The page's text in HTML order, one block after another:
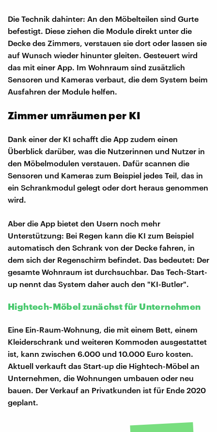
Die Technik dahinter: An den Möbelteilen sind Gurte
befestigt. Diese ziehen die Module direkt unter die
Decke des Zimmers, verstauen sie dort oder lassen sie
auf Wunsch wieder hinunter gleiten. Gesteuert wird
das mit einer App. Im Wohnraum sind zusätzlich
Sensoren und Kameras verbaut, die dem System beim
Ausfahren der Module helfen.
Zimmer umräumen per KI
Dank einer der KI schafft die App zudem einen
Überblick darüber, was die Nutzerinnen und Nutzer in
den Möbelmodulen verstauen. Dafür scannen die
Sensoren und Kameras zum Beispiel jedes Teil, das in
ein Schrankmodul gelegt oder dort heraus genommen
wird.
Aber die App bietet den Usern noch mehr
Unterstützung: Bei Regen kann die KI zum Beispiel
automatisch den Schrank von der Decke fahren, in
dem sich der Regenschirm befindet. Das bedeutet: Der
gesamte Wohnraum ist durchsuchbar. Das Tech-Start-
up nennt das System daher auch den "KI-Butler".
Hightech-Möbel zunächst für Unternehmen
Eine Ein-Raum-Wohnung, die mit einem Bett, einem
Kleiderschrank und weiteren Kommoden ausgestattet
ist, kann zwischen 6.000 und 10.000 Euro kosten.
Aktuell verkauft das Start-up die Hightech-Möbel an
Unternehmen, die Wohnungen umbauen oder neu
bauen. Der Verkauf an Privatkunden ist für Ende 2020
geplant.